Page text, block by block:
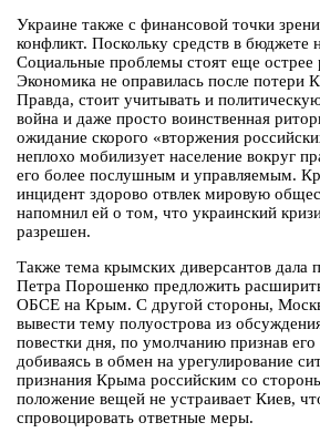
Украине также с финансовой точки
конфликт. Поскольку средств в бюджете
Социальные проблемы стоят еще острее
Экономика не оправилась после потери
Правда, стоит учитывать и
война и даже просто воинственная
ожидание скорого «вторжения
неплохо мобилизует население вокруг
его более послушным и управляемым.
инцидент здорово отвлек мировую
напомнил ей о том, что украинский
разрешен.
Также тема крымских диверсантов дала
Петра Порошенко предложить
ОБСЕ на Крым. С другой стороны,
вывести тему полуострова из
повестки дня, по умолчанию признав
добиваясь в обмен на урегулирование
признания Крыма российским со
положение вещей не устраивает Киев,
спровоцировать ответные меры.